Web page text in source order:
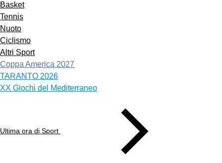
Basket
Tennis
Nuoto
Ciclismo
Altri Sport
Coppa America 2027
TARANTO 2026
XX Giochi del Mediterraneo
Ultima ora di Sport